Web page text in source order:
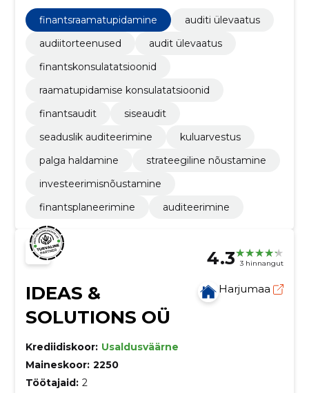
õiguslikele nõuetele.
finantsraamatupidamine
auditi ülevaatus
audiitorteenused
audit ülevaatus
finantskonsulatatsioonid
raamatupidamise konsulatatsioonid
finantsaudit
siseaudit
seaduslik auditeerimine
kuluarvestus
palga haldamine
strateegiline nõustamine
investeerimisnõustamine
finantsplaneerimine
auditeerimine
4.3 3 hinnangut
IDEAS &
SOLUTIONS OÜ
Harjumaa
Krediidiskoor: Usaldusväärne
Maineskoor: 2250
Töötajaid: 2